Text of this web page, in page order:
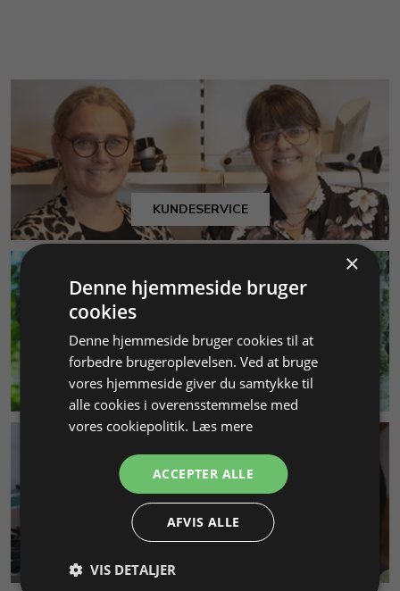
KUNDESERVICE
MILJØ & BÆREDYGTIGHED
×
Denne hjemmeside bruger
cookies
Denne hjemmeside bruger cookies til at
forbedre brugeroplevelsen. Ved at bruge
vores hjemmeside giver du samtykke til
alle cookies i overensstemmelse med
vores cookiepolitik. Læs mere
ACCEPTER ALLE
AFVIS ALLE
VIS DETALJER